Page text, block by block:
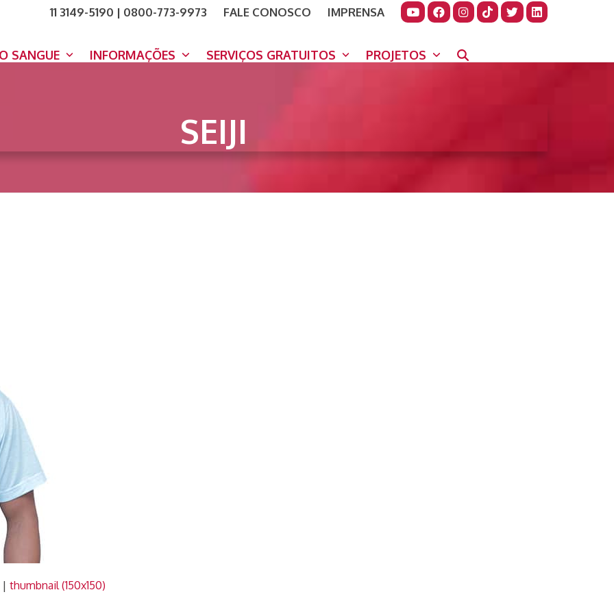
11 3149-5190 | 0800-773-9973 FALE CONOSCO
IMPRENSA
SANGUE INFORMAÇÕES SERVIÇOS GRATUITOS PROJETOS
SEIJI
| thumbnail (150x150)